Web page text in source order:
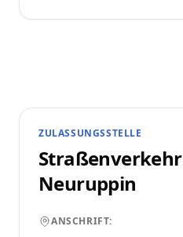
ZULASSUNGSSTELLE
Neuruppin
ANSCHRIFT: